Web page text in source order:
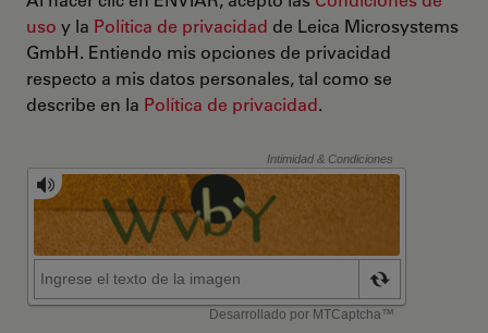
uso y la Política de privacidad de Leica Microsystems
GmbH. Entiendo mis opciones de privacidad
respecto a mis datos personales, tal como se
describe en la Política de privacidad.